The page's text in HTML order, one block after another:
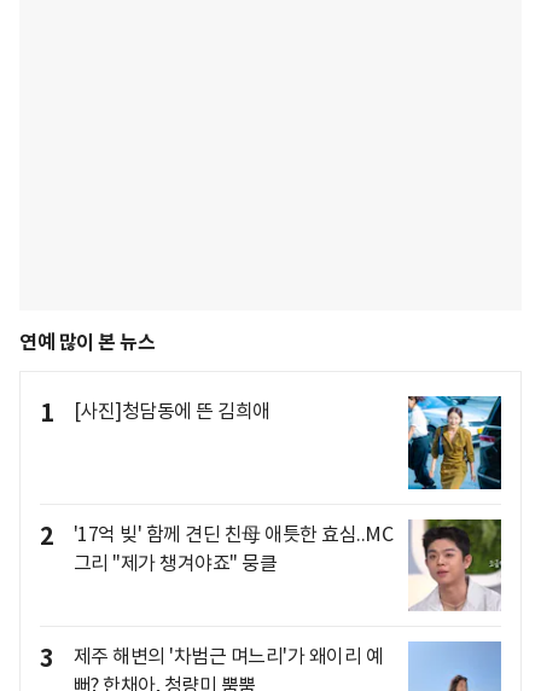
연예 많이 본 뉴스
1 [사진]청담동에 뜬 김희애
2
'17억 빚' 함께 견딘 친母 애틋한 효심..MC
그리 "제가 챙겨야죠" 뭉클
3
제주 해변의 '차범근 며느리'가 왜이리 예
뻐? 한채아, 청량미 뿜뿜